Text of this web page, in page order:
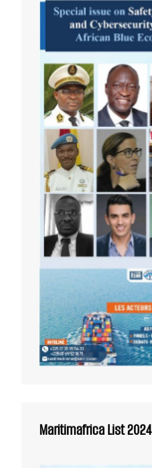
Maritimafrica List 2024